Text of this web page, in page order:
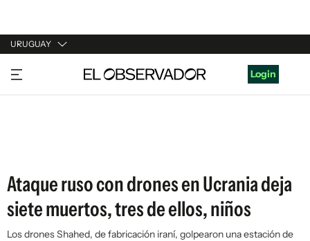
URUGUAY
URUGUAY
ARGENTINA
Login
Ataque ruso con drones en Ucrania deja
siete muertos, tres de ellos, niños
Los drones Shahed, de fabricación iraní, golpearon una estación de